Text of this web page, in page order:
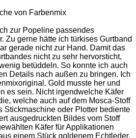
zur Popeline passendes
Zu gerne hätte ich türkises Gurtband
gerade nicht zur Hand. Damit das
nicht zu sehr hervorsticht,
betüddeln. So konnte ich auch
Details nach außen zu bringen. Ich
Gold musste her und
es sein. Nicht irgendwelche Käfer
welche auch auf dem Mosca-Stoff
Stickmaschine oder Plotter bediente
ausgedruckten Bildes vom Stoff
Käfer für Applikationen
einem Stück goldenem Echtleder,